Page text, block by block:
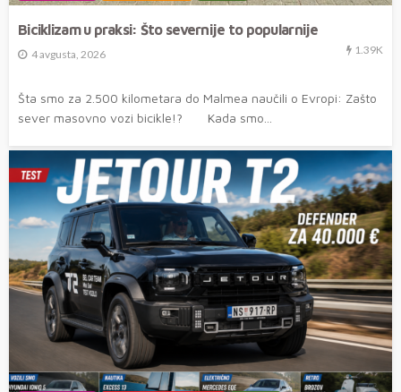
Biciklizam u praksi: Što severnije to popularnije
4 avgusta, 2026 1.39K
Šta smo za 2.500 kilometara do Malmea naučili o Evropi: Zašto
sever masovno vozi bicikle!? Kada smo...